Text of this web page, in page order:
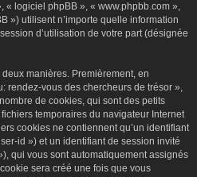
« logiciel phpBB », « www.phpbb.com »,
») utilisent n’importe quelle information
d’utilisation de votre part (désignée
manières. Premièrement, en
rendez-vous des chercheurs de trésor »,
de cookies, qui sont des petits
temporaires du navigateur Internet
cookies ne contiennent qu’un identifiant
id ») et un identifiant de session invité
qui vous sont automatiquement assignés
sera créé une fois que vous